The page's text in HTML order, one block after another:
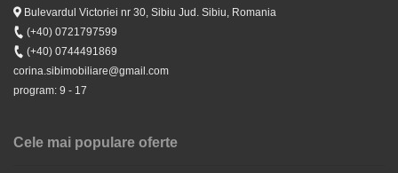
Apartament 3 camere utilat de LUX , nou , balcon , birou ,
zona Selimbar
500 EUR
Stiri
Goana dupa apartamente noi finalizate si intabulate in
Bulevardul Victoriei nr 30, Sibiu Jud. Sibiu, Romania
(+40) 0721797599
(+40) 0744491869
corina.sibimobiliare@gmail.com
program: 9 - 17
Cele mai populare oferte